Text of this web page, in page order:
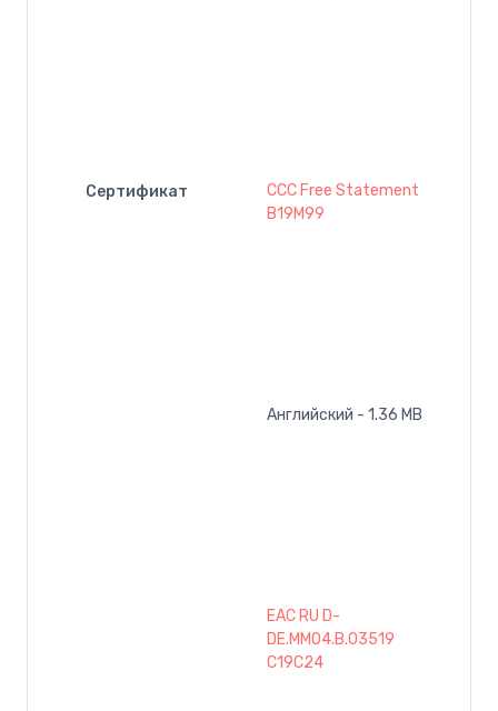
Сертификат
CCC Free Statement
B19M99
Английский - 1.36 MB
EAC RU D-
DE.MM04.B.03519
C19C24